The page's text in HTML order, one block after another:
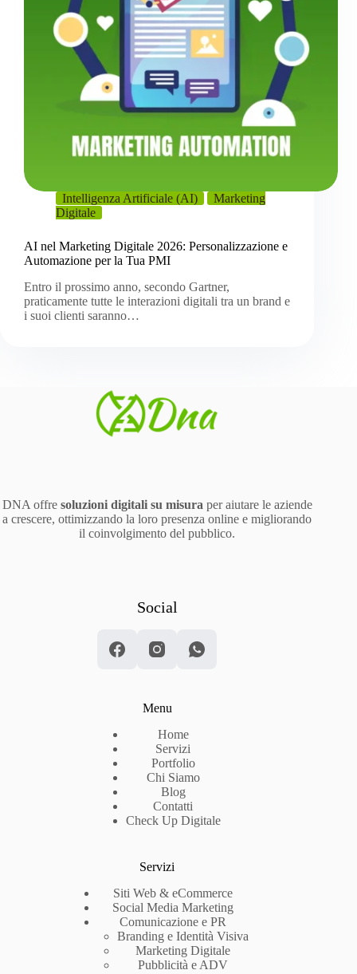
Intelligenza Artificiale (AI)
Marketing
Digitale
AI nel Marketing Digitale 2026: Personalizzazione e
Automazione per la Tua PMI
Entro il prossimo anno, secondo Gartner,
praticamente tutte le interazioni digitali tra un brand e
i suoi clienti saranno…
DNA offre soluzioni digitali su misura per aiutare le aziende
a crescere, ottimizzando la loro presenza online e migliorando
il coinvolgimento del pubblico.
Social
Menu
Home
Servizi
Portfolio
Chi Siamo
Blog
Contatti
Check Up Digitale
Servizi
Siti Web & eCommerce
Social Media Marketing
Comunicazione e PR
Branding e Identità Visiva
Marketing Digitale
Pubblicità e ADV